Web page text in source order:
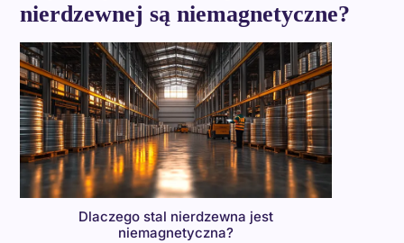
nierdzewnej są niemagnetyczne?
Dlaczego stal nierdzewna jest
niemagnetyczna?